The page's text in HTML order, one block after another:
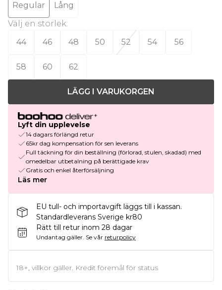
Regular
Lång
Välj en storlek:
44
46 48 50 52 54 56
58 60 62
LÄGG I VARUKORGEN
Lyft din upplevelse
14 dagars förlängd retur
65kr dag kompensation för sen leverans
Full täckning för din beställning (förlorad, stulen, skadad) med
omedelbar utbetalning på berättigade krav
Gratis och enkel återförsäljning
Läs mer
EU tull- och importavgift läggs till i kassan.
Standardleverans Sverige kr80
Rätt till retur inom 28 dagar
Undantag gäller. Se vår returpolicy
18+, villkor gäller. Kredit föremål för status